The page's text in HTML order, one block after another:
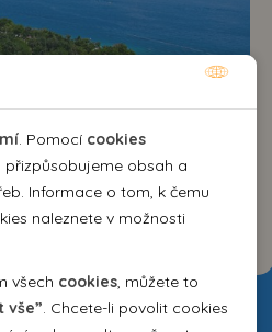
. Pomocí cookies
obsah a
Informace o tom, k čemu
naleznete v možnosti
všech cookies , můžete to
vše” . Chcete-li povolit cookies
byla webová stránka
funkce jako navigace
sekcím webové stránky.
fungovat bez těchto